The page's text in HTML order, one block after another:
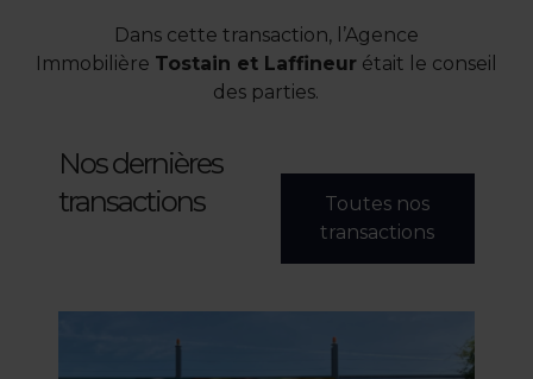
Dans cette transaction, l’Agence
Immobilière Tostain et Laffineurétait le conseil
des parties.
Nos dernières
transactions
Toutes nos
transactions